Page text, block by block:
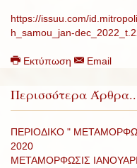
https://issuu.com/
h_samou_jan-
Εκτύπωση Email
Περισσότερα
ΠΕΡΙΟΔΙΚΟ "
2020
ΜΕΤΑΜΟΡΦΩΣΙΣ